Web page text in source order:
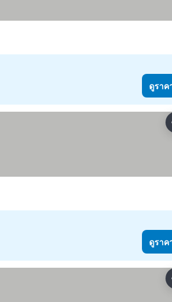
ดูราค
ดูราค